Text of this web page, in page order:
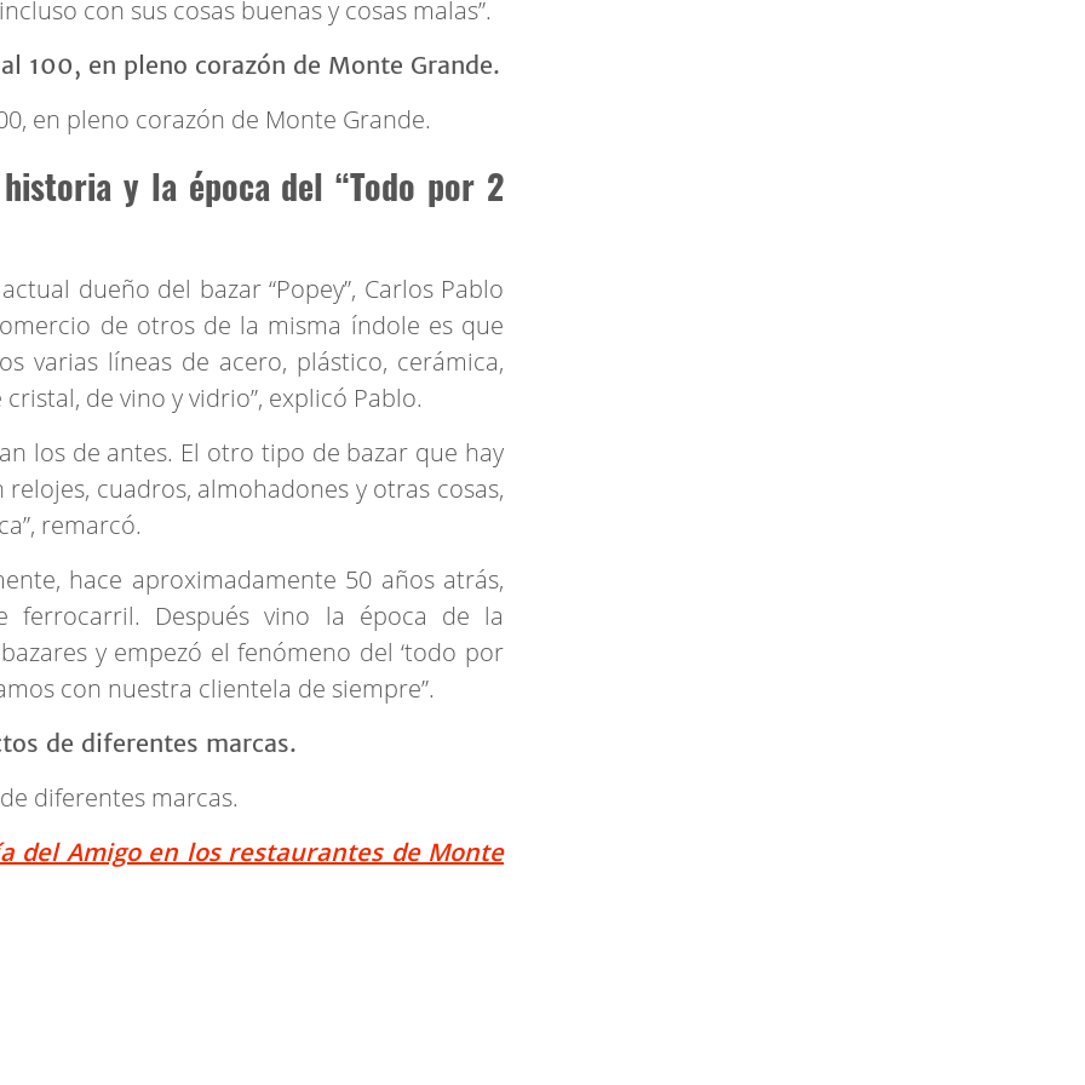
con sus cosas buenas y cosas malas”.
en pleno corazón de Monte Grande.
y la época del “Todo por 2
dueño del bazar “Popey”, Carlos Pablo
de otros de la misma índole es que
varias líneas de acero, plástico, cerámica,
de vino y vidrio”, explicó Pablo.
los de antes. El otro tipo de bazar que hay
cuadros, almohadones y otras cosas,
remarcó.
hace aproximadamente 50 años atrás,
Después vino la época de la
y empezó el fenómeno del ‘todo por
con nuestra clientela de siempre”.
diferentes marcas.
del Amigo en los restaurantes de Monte